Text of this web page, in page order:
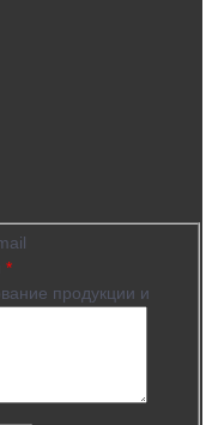
*
продукции и